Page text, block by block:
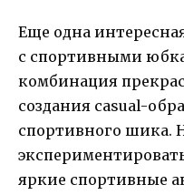
Еще одна
с спортивными
комбинация
создания casual-
спортивного шика.
яркие спортивные